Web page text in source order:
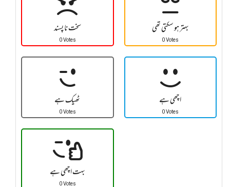
سخت نا پسند
0 Votes
بہتر ہو سکتی تھی
0 Votes
ٹھیک ہے
0 Votes
اچھی ہے
0 Votes
بہت اچھی ہے
0 Votes